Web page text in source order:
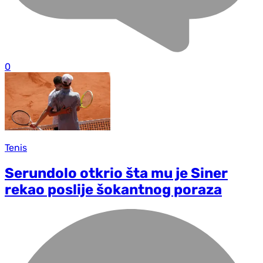
0
Tenis
Serundolo otkrio šta mu je Siner
rekao poslije šokantnog poraza